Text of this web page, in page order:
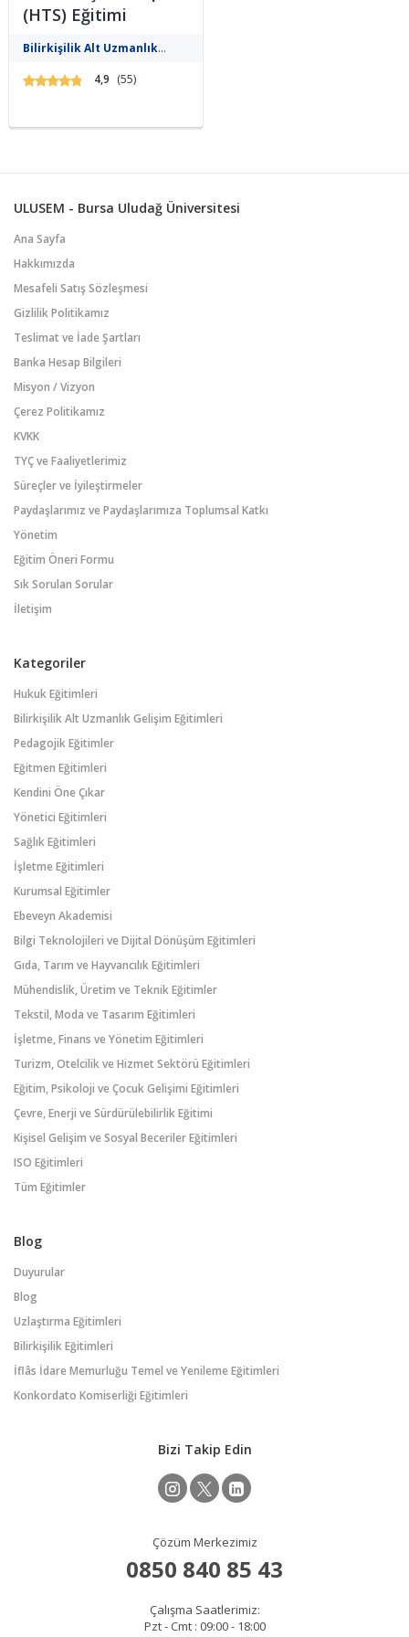
(HTS) Eğitimi
analizi konusunda
profesyoneller için hazırlanan
raporlama pratiği ile adli
Bilirkişilik Alt Uzmanlık
Gelişim Eğitimleri
4,9 (55)
ULUSEM - Bursa Uludağ Üniversitesi
Ana Sayfa
Hakkımızda
Mesafeli Satış Sözleşmesi
Gizlilik Politikamız
Teslimat ve İade Şartları
Banka Hesap Bilgileri
Misyon / Vizyon
Çerez Politikamız
KVKK
TYÇ ve Faaliyetlerimiz
Süreçler ve İyileştirmeler
Paydaşlarımız ve Paydaşlarımıza Toplumsal Katkı
Yönetim
Eğitim Öneri Formu
Sık Sorulan Sorular
İletişim
Kategoriler
Hukuk Eğitimleri
Bilirkişilik Alt Uzmanlık Gelişim Eğitimleri
Pedagojik Eğitimler
Eğitmen Eğitimleri
Kendini Öne Çıkar
Yönetici Eğitimleri
Sağlık Eğitimleri
İşletme Eğitimleri
Kurumsal Eğitimler
Ebeveyn Akademisi
Bilgi Teknolojileri ve Dijital Dönüşüm Eğitimleri
Gıda, Tarım ve Hayvancılık Eğitimleri
Mühendislik, Üretim ve Teknik Eğitimler
Tekstil, Moda ve Tasarım Eğitimleri
İşletme, Finans ve Yönetim Eğitimleri
Turizm, Otelcilik ve Hizmet Sektörü Eğitimleri
Eğitim, Psikoloji ve Çocuk Gelişimi Eğitimleri
Çevre, Enerji ve Sürdürülebilirlik Eğitimi
Kişisel Gelişim ve Sosyal Beceriler Eğitimleri
ISO Eğitimleri
Tüm Eğitimler
Blog
Duyurular
Blog
Uzlaştırma Eğitimleri
Bilirkişilik Eğitimleri
İflâs İdare Memurluğu Temel ve Yenileme Eğitimleri
Konkordato Komiserliği Eğitimleri
Bizi Takip Edin
Çözüm Merkezimiz
0850 840 85 43
Çalışma Saatlerimiz:
Pzt - Cmt : 09:00 - 18:00